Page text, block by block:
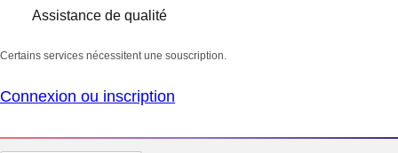
Assistance de qualité
Certains services nécessitent une souscription.
Connexion ou inscription